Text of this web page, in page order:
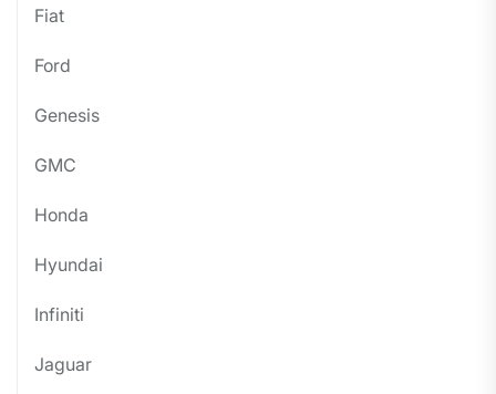
Fiat
Ford
Genesis
GMC
Honda
Hyundai
Infiniti
Jaguar